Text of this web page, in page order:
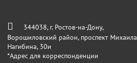
344038, г. Ростов-на-Дону,
Ворошиловский район, проспект Михаила
Нагибина, 30и
*Адрес для корреспонденции